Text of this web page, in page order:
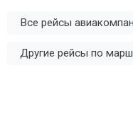
Все рейсы
Другие рейсы по